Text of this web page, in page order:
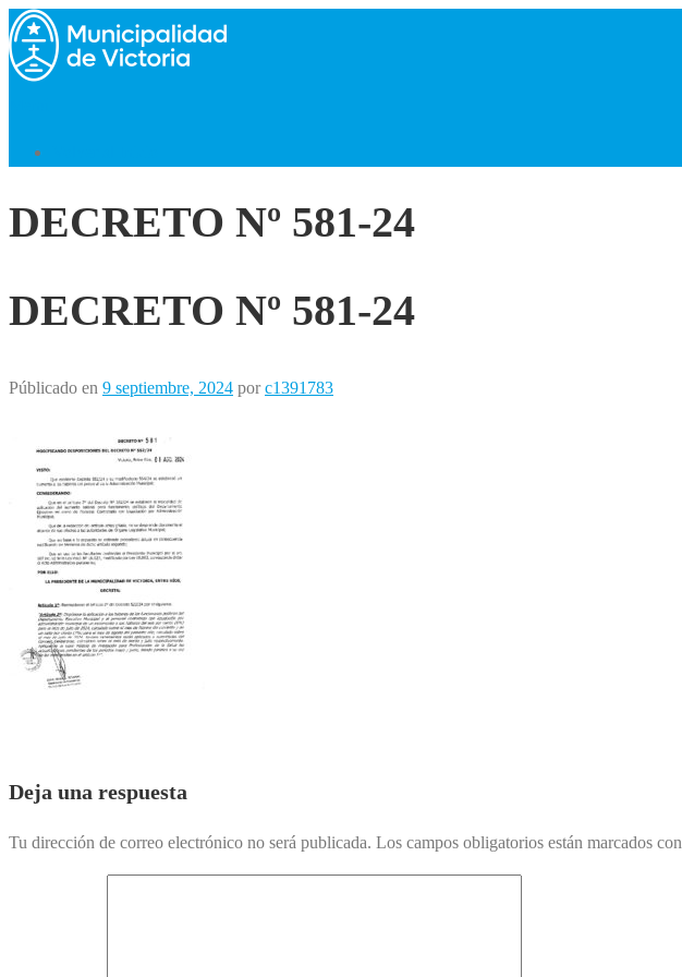
Saltar
al
contenido
DECRETO Nº 581-24
DECRETO Nº 581-24
Públicado en 9 septiembre, 2024 porc1391783
Deja una respuesta
Tu dirección de correo electrónico no será publicada. Los campos obligatorios están marcados con